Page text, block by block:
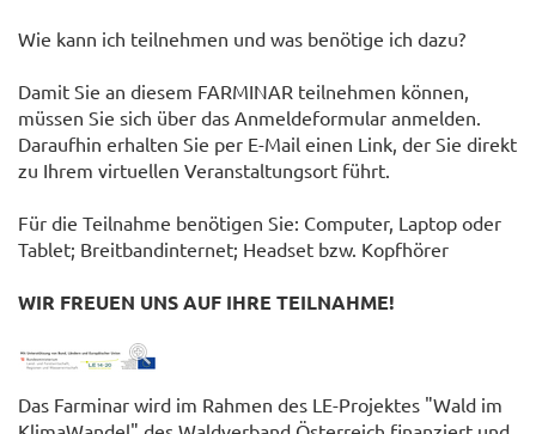
Wie kann ich teilnehmen und was benötige ich dazu?
Damit Sie an diesem FARMINAR teilnehmen können,
müssen Sie sich über das Anmeldeformular anmelden.
Daraufhin erhalten Sie per E-Mail einen Link, der Sie direkt
zu Ihrem virtuellen Veranstaltungsort führt.
Für die Teilnahme benötigen Sie: Computer, Laptop oder
Tablet; Breitbandinternet; Headset bzw. Kopfhörer
WIR FREUEN UNS AUF IHRE TEILNAHME!
Das Farminar wird im Rahmen des LE-Projektes "Wald im